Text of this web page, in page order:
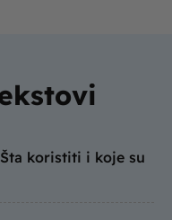
koristiti i koje su